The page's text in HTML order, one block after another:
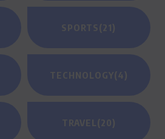
SPORTS(21)
TECHNOLOGY(4)
TRAVEL (20)